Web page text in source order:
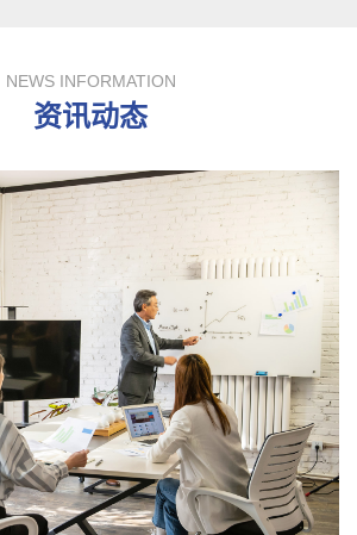
NEWS INFORMATION
资讯动态